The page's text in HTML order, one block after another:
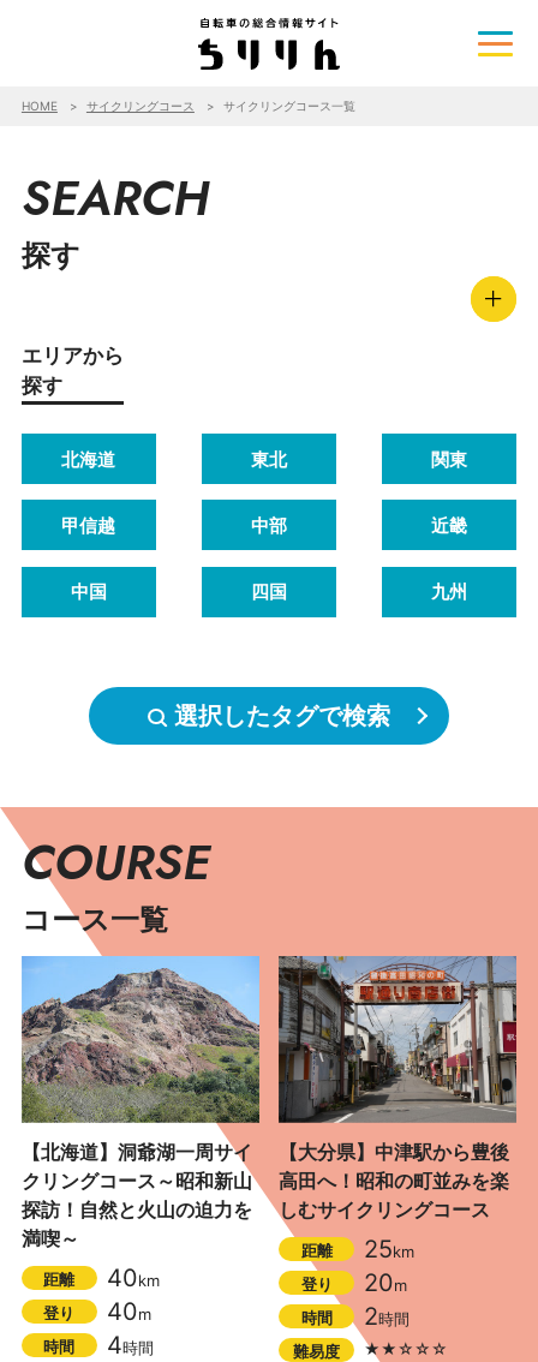
HOME サイクリングコース サイクリングコース一覧
SEARCH
探す
エリアから
探す
北海道 東北 関東
甲信越 中部 近畿
中国 四国 九州
選択したタグで検索
COURSE
コース一覧
【北海道】洞爺湖一周サイ
クリングコース～昭和新山
探訪！自然と火山の迫力を
満喫～
距離 40km
登り
40m
時間
4時間
【大分県】中津駅から豊後
高田へ！昭和の町並みを楽
しむサイクリングコース
距離 25km
登り
20m
時間
2時間
難易度
★★☆☆☆